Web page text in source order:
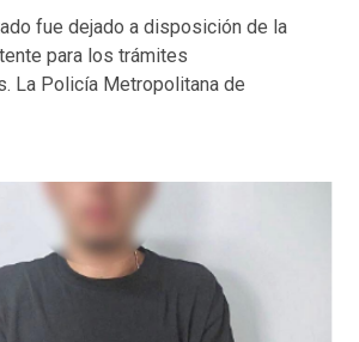
fue dejado a disposición de la
para los trámites
La Policía Metropolitana de